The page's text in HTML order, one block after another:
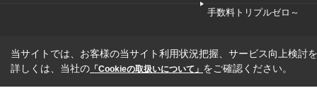
手数料トリプルゼロ～
当サイトでは、お客様の当サイト利用状況把握、サービス向上検討
詳しくは、当社の 「Cookieの取扱いについて」 をご確認ください。